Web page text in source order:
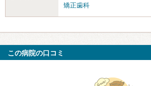
矯正歯科
この病院の口コミ